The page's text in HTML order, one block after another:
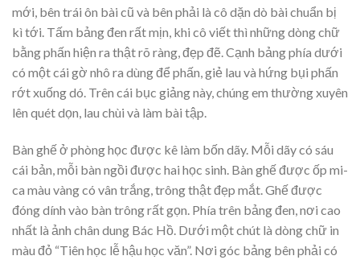
mới, bên trái ôn bài cũ và bên phải là cô dặn dò bài chuẩn bị
kì tới. Tấm bảng đen rất mịn, khi cô viết thì những dòng chữ
bằng phấn hiện ra thật rõ ràng, đẹp đẽ. Cạnh bảng phía dưới
có một cái gờ nhô ra dùng để phấn, giẻ lau và hứng bụi phấn
rớt xuống dó. Trên cái bục giảng này, chúng em thường xuyên
lên quét dọn, lau chùi và làm bài tập.
Bàn ghế ở phòng học được kê làm bốn dãy. Mỗi dãy có sáu
cái bản, mỗi bàn ngồi được hai học sinh. Bàn ghế được ốp mi-
ca màu vàng có vân trắng, trông thật đẹp mắt. Ghế được
đóng dính vào bàn trông rất gọn. Phía trên bảng đen, nơi cao
nhất là ảnh chân dung Bác Hồ. Dưới một chút là dòng chữ in
màu đỏ “Tiên học lễ hậu học văn”. Nơi góc bảng bên phải có